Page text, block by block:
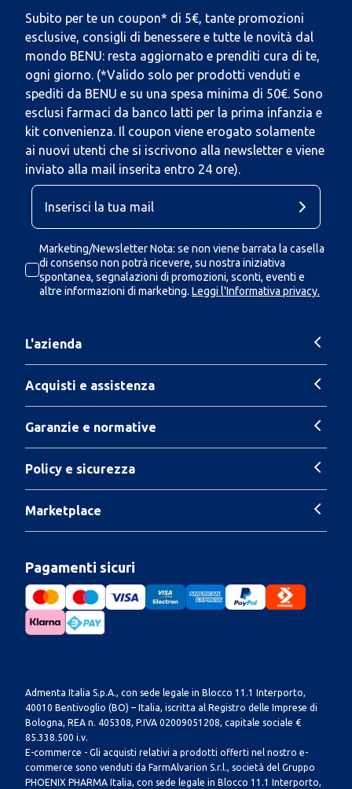
Subito per te un coupon* di 5€, tante promozioni
esclusive, consigli di benessere e tutte le novità dal
mondo BENU: resta aggiornato e prenditi cura di te,
ogni giorno. (*Valido solo per prodotti venduti e
spediti da BENU e su una spesa minima di 50€. Sono
esclusi farmaci da banco latti per la prima infanzia e
kit convenienza. Il coupon viene erogato solamente
ai nuovi utenti che si iscrivono alla newsletter e viene
inviato alla mail inserita entro 24 ore).
Marketing/Newsletter Nota: se non viene barrata la casella
di consenso non potrà ricevere, su nostra iniziativa
spontanea, segnalazioni di promozioni, sconti, eventi e
altre informazioni di marketing. Leggi l'Informativa privacy.
L'azienda
Acquisti e assistenza
Garanzie e normative
Policy e sicurezza
Marketplace
Pagamenti sicuri
Admenta Italia S.p.A., con sede legale in Blocco 11.1 Interporto,
40010 Bentivoglio (BO) – Italia, iscritta al Registro delle Imprese di
Bologna, REA n. 405308, P.IVA 02009051208, capitale sociale €
85.338.500 i.v.
E-commerce - Gli acquisti relativi a prodotti offerti nel nostro e-
commerce sono venduti da FarmAlvarion S.r.l., società del Gruppo
PHOENIX PHARMA Italia, con sede legale in Blocco 11.1 Interporto,